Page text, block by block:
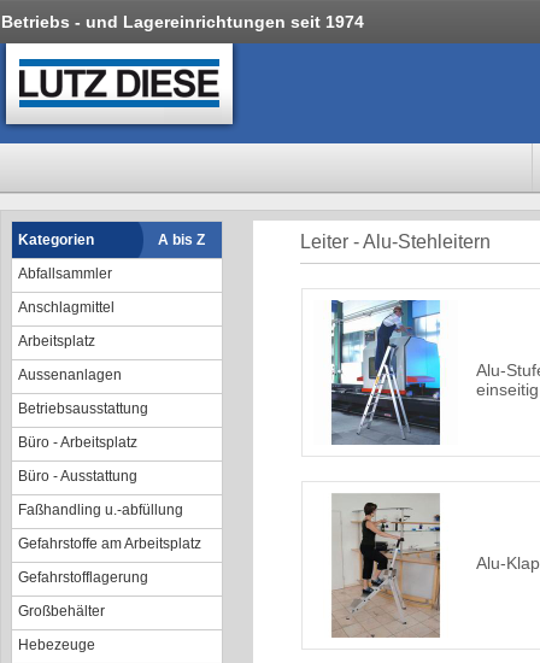
Betriebs - und Lagereinrichtungen seit 1974
Kategorien
A bis Z
Abfallsammler
Anschlagmittel
Arbeitsplatz
Aussenanlagen
Betriebsausstattung
Büro - Arbeitsplatz
Büro - Ausstattung
Faßhandling u.-abfüllung
Gefahrstoffe am Arbeitsplatz
Gefahrstofflagerung
Großbehälter
Hebezeuge
Leiter - Alu-Stehleitern
Alu-
Alu-